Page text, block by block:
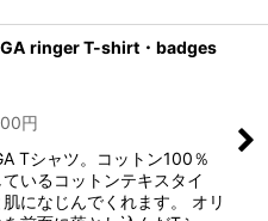
ringer T-shirt・badges
円
Tシャツ。コットン100％
いるコットンテキスタイ
になじんでくれます。 オリ